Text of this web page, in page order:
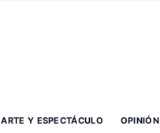
ARTE Y ESPECTÁCULO OPINIÓN